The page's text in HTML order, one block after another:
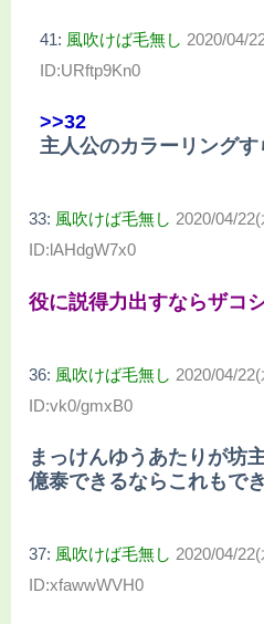
41: 風吹けば毛無し 2020/04/
ID:URftp9Kn0
>>32
主人公のカラーリング
33: 風吹けば毛無し 2020/04/
ID:lAHdgW7x0
役に説得力出すならザコ
36: 風吹けば毛無し 2020/04/
ID:vk0/gmxB0
まっけんゆうあたりが坊
億泰できるならこれもで
37: 風吹けば毛無し 2020/04/
ID:xfawwWVH0